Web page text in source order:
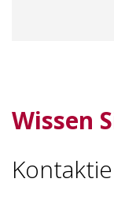
Wissen